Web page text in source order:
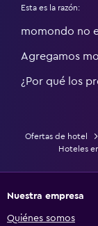
Esta es la razón:
momondo no
Agregamos
¿Por qué los
Ofertas de hotel
Hoteles
Nuestra empresa
Quiénes somos